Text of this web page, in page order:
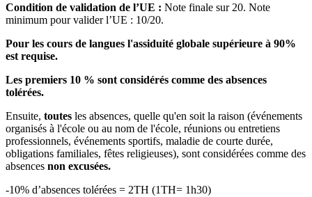
Condition de validation de l’UE : Note finale sur 20. Note
minimum pour valider l’UE : 10/20.
Pour les cours de langues l'assiduité globale supérieure à 90%
est requise.
Les premiers 10 % sont considérés comme des absences
tolérées.
Ensuite, toutes les absences, quelle qu'en soit la raison (événements
organisés à l'école ou au nom de l'école, réunions ou entretiens
professionnels, événements sportifs, maladie de courte durée,
obligations familiales, fêtes religieuses), sont considérées comme des
absences non excusées.
-10% d’absences tolérées = 2TH (1TH= 1h30)